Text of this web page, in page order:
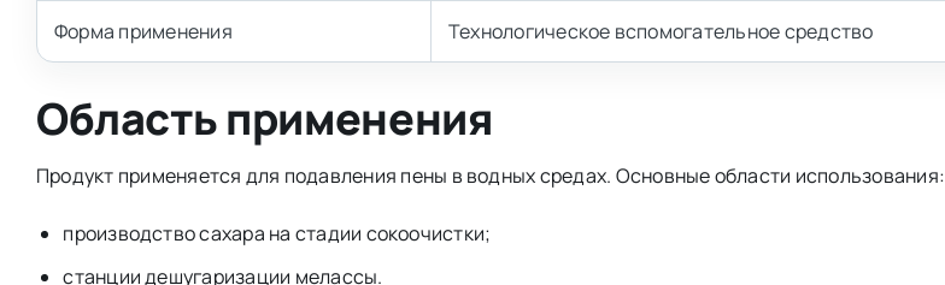
Форма применения Технологическое вспомогательное средство
Область применения
Продукт применяется для подавления пены в водных средах. Основные области использования:
производство сахара на стадии сокоочистки;
станции дешугаризации мелассы.